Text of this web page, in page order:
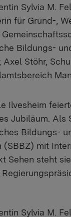
Sylvia M.
für Grund-,
Bildungs-
Axel Stöhr,
Ilvesheim
Jubiläum. Als
Bildungs-
(SBBZ) mit
Sehen steht
Sylvia M.